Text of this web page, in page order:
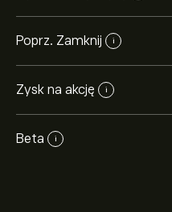
Poprz. Zamknij i
Zysk na akcję i
Beta i